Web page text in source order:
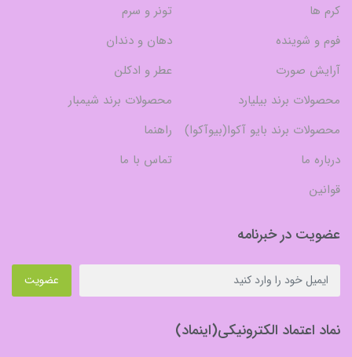
کرم ها
تونر و سرم
فوم و شوینده
دهان و دندان
آرایش صورت
عطر و ادکلن
محصولات برند بیلیارد
محصولات برند شیمبار
محصولات برند بایو آکوا(بیوآکوا)
راهنما
درباره ما
تماس با ما
قوانین
عضویت در خبرنامه
عضویت
نماد اعتماد الکترونیکی(اینماد)